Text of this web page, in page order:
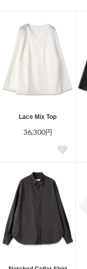
Lace Mix Top
36,300円